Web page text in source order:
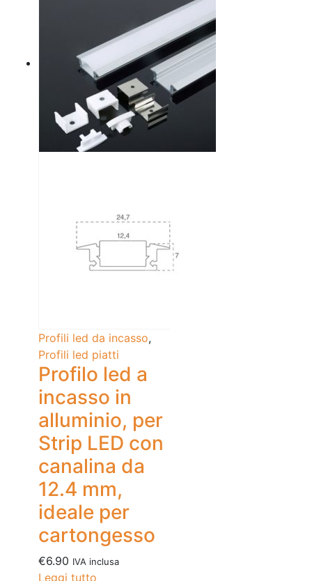
Profili led da incasso,
Profili led piatti
Profilo led a
incasso in
alluminio, per
Strip LED con
canalina da
12.4 mm,
ideale per
cartongesso
€6.90 IVA inclusa
Leggi tutto